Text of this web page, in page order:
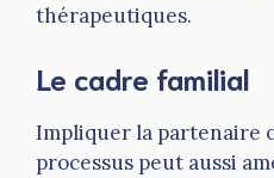
thérapeutiques.
Le cadre familial
Impliquer la partenaire
processus peut aussi